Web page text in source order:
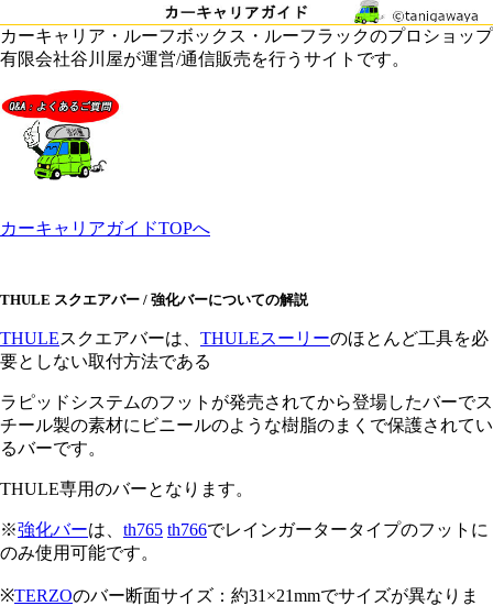
カーキャリア・ルーフボックス・ルーフラックのプロショップ
有限会社谷川屋が運営/通信販売を行うサイトです。
カーキャリアガイドTOPへ
THULE スクエアバー / 強化バーについての解説
THULEスクエアバーは、 THULEスーリーのほとんど工具を必
要としない取付方法である
ラピッドシステムのフットが発売されてから登場したバーでス
チール製の素材にビニールのような樹脂のまくで保護されてい
るバーです。
THULE専用のバーとなります。
※強化バーは、 th765 th766でレインガータータイプのフットに
のみ使用可能です。
※TERZOのバー断面サイズ：約31×21mmでサイズが異なりま